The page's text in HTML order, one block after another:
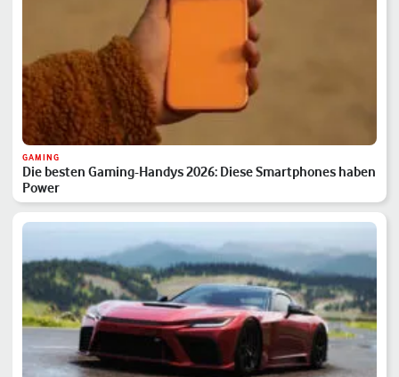
GAMING
Die besten Gaming-Handys 2026: Diese Smartphones haben
Power